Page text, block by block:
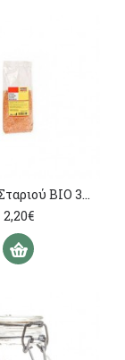
Πίτουρο Σταριού ΒΙΟ 300γρ
2,20€